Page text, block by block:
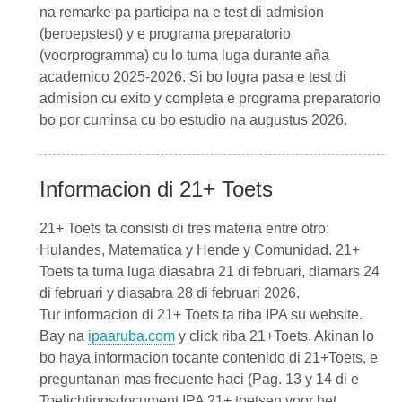
na remarke pa participa na e test di admision
(beroepstest) y e programa preparatorio
(voorprogramma) cu lo tuma luga durante aña
academico 2025-2026. Si bo logra pasa e test di
admision cu exito y completa e programa preparatorio
bo por cuminsa cu bo estudio na augustus 2026.
Informacion di 21+ Toets
21+ Toets ta consisti di tres materia entre otro:
Hulandes, Matematica y Hende y Comunidad. 21+
Toets ta tuma luga diasabra 21 di februari, diamars 24
di februari y diasabra 28 di februari 2026.
Tur informacion di 21+ Toets ta riba IPA su website.
Bay na ipaaruba.com y click riba 21+Toets. Akinan lo
bo haya informacion tocante contenido di 21+Toets, e
preguntanan mas frecuente haci (Pag. 13 y 14 di e